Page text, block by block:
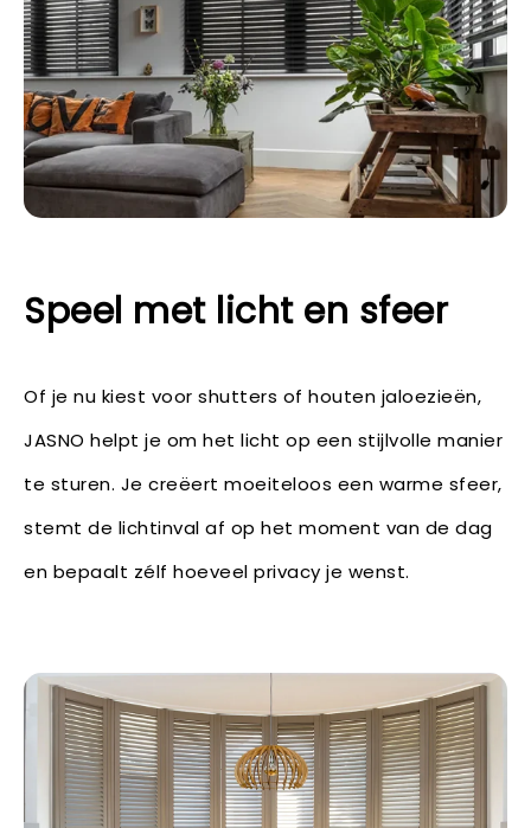
Speel met licht en sfeer
Of je nu kiest voor shutters of houten jaloezieën,
JASNO helpt je om het licht op een stijlvolle manier
te sturen. Je creëert moeiteloos een warme sfeer,
stemt de lichtinval af op het moment van de dag
en bepaalt zélf hoeveel privacy je wenst.